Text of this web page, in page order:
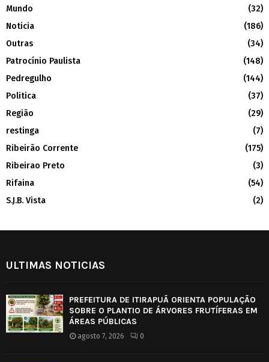
Mundo
(32)
Noticia
(186)
Outras
(34)
Patrocínio Paulista
(148)
Pedregulho
(144)
Politica
(37)
Região
(29)
restinga
(7)
Ribeirão Corrente
(175)
Ribeirao Preto
(3)
Rifaina
(54)
S.J.B. Vista
(2)
ULTIMAS NOTICIAS
PREFEITURA DE ITIRAPUÃ ORIENTA POPULAÇÃO
SOBRE O PLANTIO DE ÁRVORES FRUTÍFERAS EM
ÁREAS PÚBLICAS
agosto 7, 2026 0